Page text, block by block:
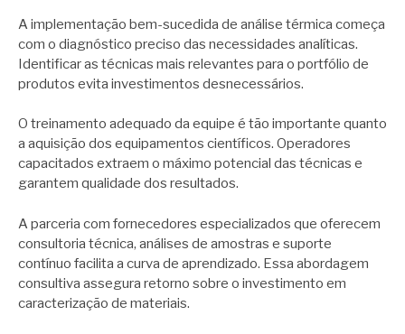
A implementação bem-sucedida de análise térmica começa
com o diagnóstico preciso das necessidades analíticas.
Identificar as técnicas mais relevantes para o portfólio de
produtos evita investimentos desnecessários.
O treinamento adequado da equipe é tão importante quanto
a aquisição dos equipamentos científicos. Operadores
capacitados extraem o máximo potencial das técnicas e
garantem qualidade dos resultados.
A parceria com fornecedores especializados que oferecem
consultoria técnica, análises de amostras e suporte
contínuo facilita a curva de aprendizado. Essa abordagem
consultiva assegura retorno sobre o investimento em
caracterização de materiais.